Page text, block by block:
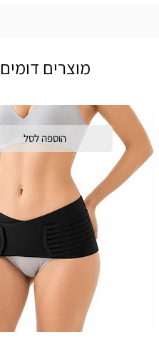
מוצרים דומים
הוספה לסל